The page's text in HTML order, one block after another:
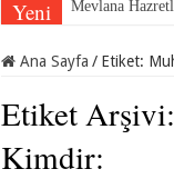
Yeni Mevlana
Ana Sayfa / Etiket:
Etiket Arşivi:
Kimdir: